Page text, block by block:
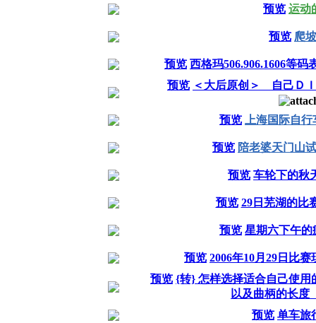
预览 运动
预览 爬
预览 西格玛506.906.1606等码
预览 ＜大后原创＞ 自己Ｄ
预览 上海国际自
预览 陪老婆天门山
预览 车轮下的秋
预览 29日芜湖的比
预览 星期六下午的
预览 2006年10月29日比
预览 {转} 怎样选择适合自己使用
以及曲柄的长度
预览 单车旅